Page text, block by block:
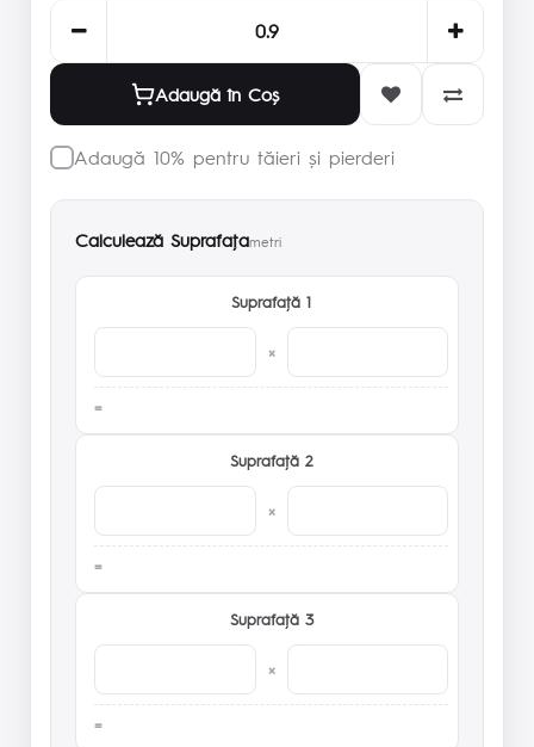
Adaugă în Coş
Adaugă 10% pentru tăieri și pierderi
Calculează Suprafaţametri
Suprafaţă 1
×
Suprafaţă 2
×
Suprafaţă 3
×